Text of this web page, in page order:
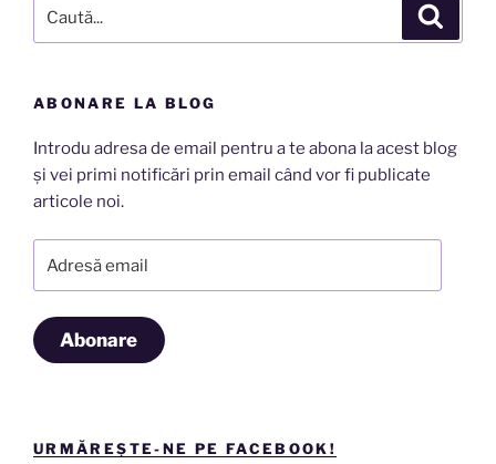
după:
ABONARE LA BLOG
Introdu adresa de email pentru a te abona la acest blog
și vei primi notificări prin email când vor fi publicate
articole noi.
email
Abonare
URMĂREȘTE-NE PE FACEBOOK!